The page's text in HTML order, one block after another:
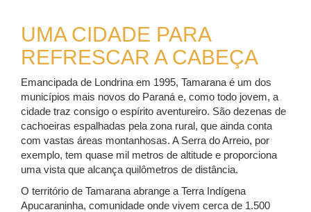
UMA CIDADE PARA
REFRESCAR A CABEÇA
Emancipada de Londrina em 1995, Tamarana é um dos
municípios mais novos do Paraná e, como todo jovem, a
cidade traz consigo o espírito aventureiro. São dezenas de
cachoeiras espalhadas pela zona rural, que ainda conta
com vastas áreas montanhosas. A Serra do Arreio, por
exemplo, tem quase mil metros de altitude e proporciona
uma vista que alcança quilômetros de distância.
O território de Tamarana abrange a Terra Indígena
Apucaraninha, comunidade onde vivem cerca de 1.500